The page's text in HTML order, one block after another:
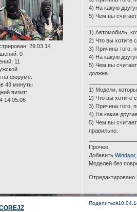
: 29.03.14
0
11
на форуме:
43 минуты
визит:
14:05:06
4) На какую
5) Чем вы
1) Автомобиль,
2) Что вы хотите
3) Причина того,
4) На какую
5) Чем вы
должна.
1) Модели,
2) Что вы хотите
3) Причина того,
4) На какие
5) Чем вы
правильно.
Прочее:
ДобавитьWindsor,
Моделей без
Поделиться